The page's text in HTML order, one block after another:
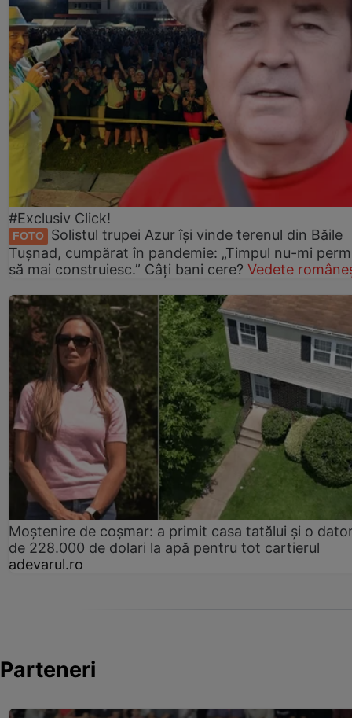
#Exclusiv Click!
FOTO
Solistul trupei Azur își vinde terenul din Băile
Tușnad, cumpărat în pandemie: „Timpul nu-mi
să mai construiesc.” Câți bani cere? Vedete
Moștenire de coșmar: a primit casa tatălui și o
de 228.000 de dolari la apă pentru tot cartierul
adevarul.ro
Parteneri